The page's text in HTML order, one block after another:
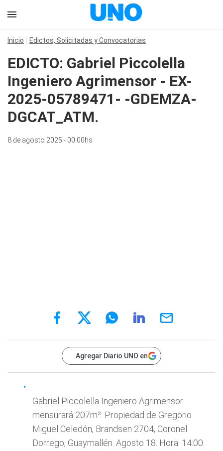
Inicio Edictos, Solicitadas y Convocatorias
EDICTO: Gabriel Piccolella
Ingeniero Agrimensor - EX-
2025-05789471- -GDEMZA-
DGCAT_ATM.
8 de agosto 2025 - 00:00hs
Agregar Diario UNO en
Gabriel Piccolella Ingeniero Agrimensor
mensurará 207m². Propiedad de Gregorio
Miguel Celedón, Brandsen 2704, Coronel
Dorrego, Guaymallén. Agosto 18. Hora: 14:00.